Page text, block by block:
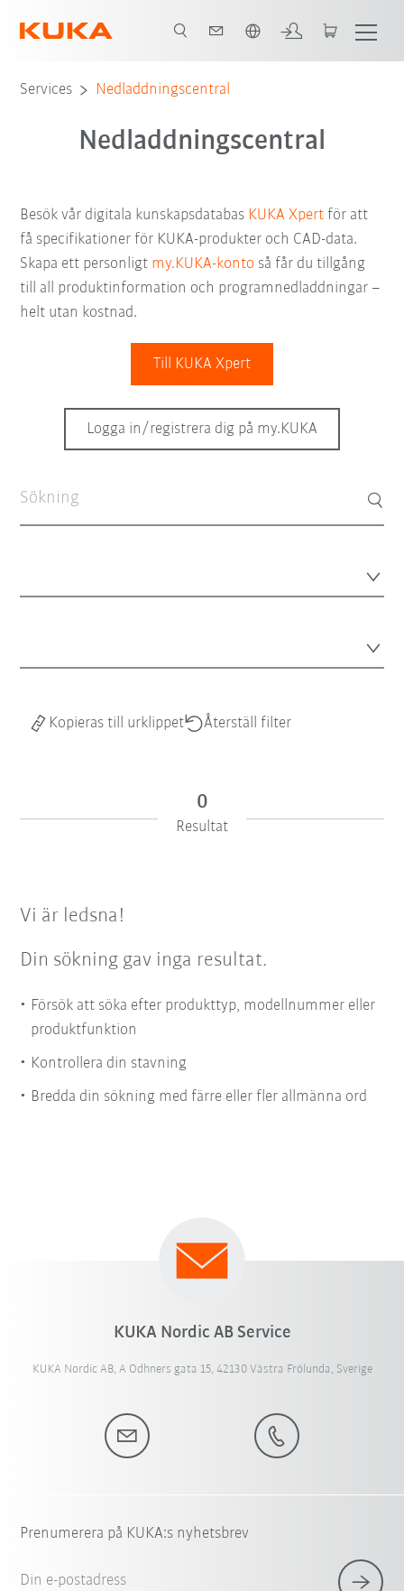
Services Nedladdningscentral
Nedladdningscentral
Besök vår digitala kunskapsdatabas KUKA Xpert för att
få specifikationer för KUKA-produkter och CAD-data.
Skapa ett personligt my.KUKA-konto så får du tillgång
till all produktinformation och programnedladdningar –
helt utan kostnad.
Till KUKA Xpert
Logga in/registrera dig på my.KUKA
Kopieras till urklippet Återställ filter
0
Resultat
Vi är ledsna!
Din sökning gav inga resultat.
Försök att söka efter produkttyp, modellnummer eller
produktfunktion
Kontrollera din stavning
Bredda din sökning med färre eller fler allmänna ord
KUKA Nordic AB Service
KUKA Nordic AB, A Odhners gata 15, 42130 Västra Frölunda, Sverige
Prenumerera på KUKA:s nyhetsbrev
Din e-postadress